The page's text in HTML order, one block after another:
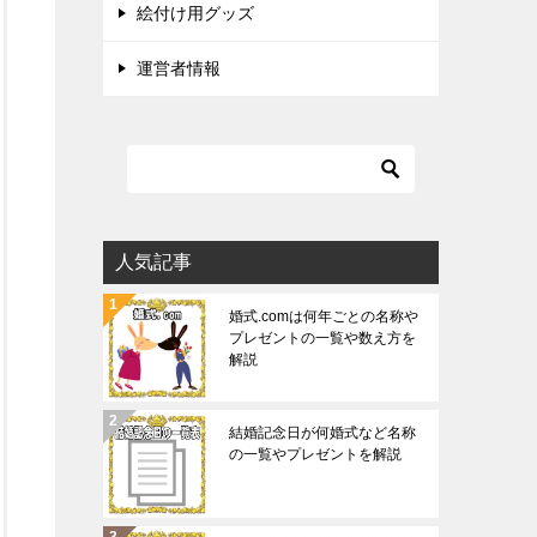
絵付け用グッズ
運営者情報
人気記事
婚式.comは何年ごとの名称や
プレゼントの一覧や数え方を
解説
結婚記念日が何婚式など名称
の一覧やプレゼントを解説